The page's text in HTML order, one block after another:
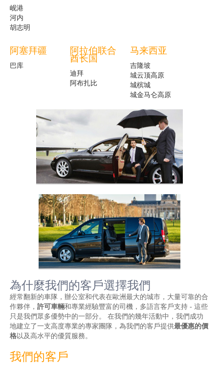
岘港
河内
胡志明
阿塞拜疆
巴库
阿拉伯联合
酋长国
迪拜
阿布扎比
马来西亚
吉隆坡
城云顶高原
城槟城
城金马仑高原
為什麼我們的客戶選擇我們
經常翻新的車隊，辦公室和代表在歐洲最大的城市，大量可靠的合
作夥伴， 許可車輛和專業經驗豐富的司機，多語言客戶支持 - 這些
只是我們眾多優勢中的一部分。 在我們的幾年活動中，我們成功
地建立了一支高度專業的專家團隊，為我們的客戶提供最優惠的價
格以及高水平的優質服務。
我們的客戶